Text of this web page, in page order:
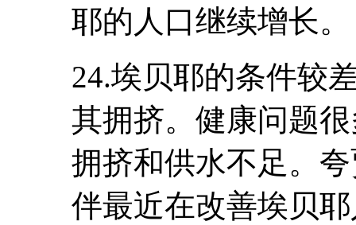
耶的人口继续增长。
24.埃贝耶的条件较
其拥挤。健康问题
拥挤和供水不足。
伴最近在改善埃贝